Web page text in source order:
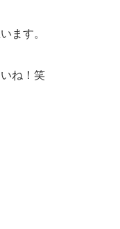
ます。
ね！笑